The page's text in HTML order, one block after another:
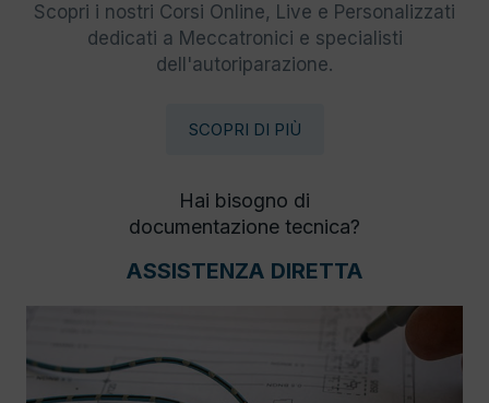
Scopri i nostri Corsi Online, Live e Personalizzati
dedicati a Meccatronici e specialisti
dell'autoriparazione.
SCOPRI DI PIÙ
Hai bisogno di
documentazione tecnica?
ASSISTENZA DIRETTA